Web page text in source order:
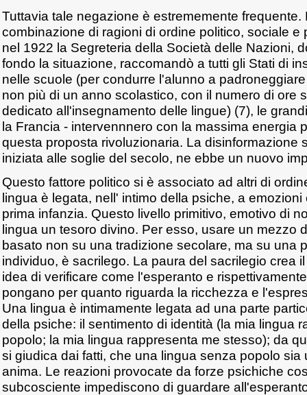
Tuttavia tale negazione è estrememente frequente.
combinazione di ragioni di ordine politico, sociale e
nel 1922 la Segreteria della Società delle Nazioni,
fondo la situazione, raccomandò a tutti gli Stati di
nelle scuole (per condurre l'alunno a
non più di un anno scolastico, con il numero di ore
dedicato all'insegnamento delle lingue) (7), le
la Francia - intervennnero con la massima energia
questa proposta rivoluzionaria. La disinformazione
iniziata alle soglie del secolo, ne ebbe un nuovo
Questo fattore politico si è associato ad altri di
lingua è legata, nell' intimo della psiche, a
prima infanzia. Questo livello primitivo, emotivo di
lingua un tesoro divino. Per esso, usare un mezzo
basato non su una tradizione secolare, ma su una
individuo, è sacrilego. La paura del sacrilegio crea
idea di verificare come l'esperanto e
pongano per quanto riguarda la ricchezza e
Una lingua è intimamente legata ad una parte
della psiche: il sentimento di identità (la mia lingua
popolo; la mia lingua rappresenta me stesso); da
si giudica dai fatti, che una lingua senza popolo sia
anima. Le reazioni provocate da forze psichiche
subcosciente impediscono di guardare